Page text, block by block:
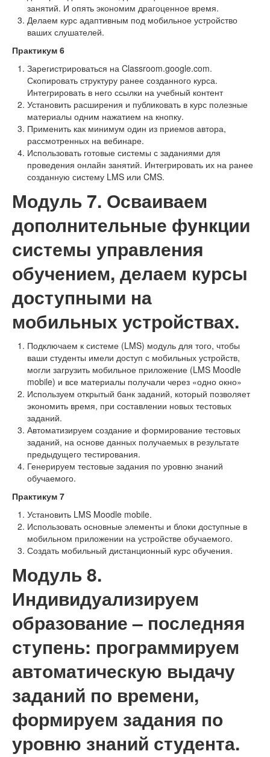
занятий. И опять экономим драгоценное время.
Делаем курс адаптивным под мобильное устройство
ваших слушателей.
Практикум 6
Зарегистрироваться на Classroom.google.com.
Скопировать структуру ранее созданного курса.
Интегрировать в него ссылки на учебный контент
Установить расширения и публиковать в курс полезные
материалы одним нажатием на кнопку.
Применить как минимум один из приемов автора,
рассмотренных на вебинаре.
Использовать готовые системы с заданиями для
проведения онлайн занятий. Интегрировать их на ранее
созданную систему LMS или CMS.
Модуль 7. Осваиваем
дополнительные функции
системы управления
обучением, делаем курсы
доступными на
мобильных устройствах.
Подключаем к системе (LMS) модуль для того, чтобы
ваши студенты имели доступ с мобильных устройств,
могли загрузить мобильное приложение (LMS Moodle
mobile) и все материалы получали через «одно окно»
Используем открытый банк заданий, который позволяет
экономить время, при составлении новых тестовых
заданий.
Автоматизируем создание и формирование тестовых
заданий, на основе данных получаемых в результате
предыдущего тестирования.
Генерируем тестовые задания по уровню знаний
обучаемого.
Практикум 7
Установить LMS Moodle mobile.
Использовать основные элементы и блоки доступные в
мобильном приложении на устройстве обучаемого.
Создать мобильный дистанционный курс обучения.
Модуль 8.
Индивидуализируем
образование – последняя
ступень: программируем
автоматическую выдачу
заданий по времени,
формируем задания по
уровню знаний студента.